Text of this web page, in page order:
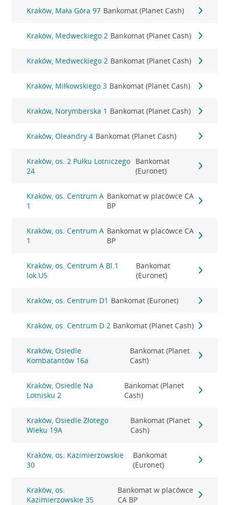
Kraków, Mała Góra 97 Bankomat (Planet Cash)
Kraków, Medweckiego 2 Bankomat (Planet Cash)
Kraków, Medweckiego 2 Bankomat (Planet Cash)
Kraków, Miłkowskiego 3 Bankomat (Planet Cash)
Kraków, Norymberska 1 Bankomat (Planet Cash)
Kraków, Oleandry 4 Bankomat (Planet Cash)
Kraków, os. 2 Pułku Lotniczego
24
Bankomat
(Euronet)
Kraków, os. Centrum A
1
Bankomat w placówce CA
BP
Kraków, os. Centrum A
1
Bankomat w placówce CA
BP
Kraków, os. Centrum A Bl.1
lok.U5
Bankomat
(Euronet)
Kraków, os. Centrum D1 Bankomat (Euronet)
Kraków, os. Centrum D 2 Bankomat (Planet Cash)
Kraków, Osiedle
Kombatantów 16a
Bankomat (Planet
Cash)
Kraków, Osiedle Na
Lotnisku 2
Bankomat (Planet
Cash)
Kraków, Osiedle Złotego
Wieku 19A
Bankomat (Planet
Cash)
Kraków, os. Kazimierzowskie
30
Bankomat
(Euronet)
Kraków, os.
Kazimierzowskie 35
Bankomat w placówce
CA BP